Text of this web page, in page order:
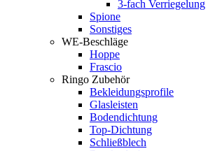
3-fach Verriegelung
Spione
Sonstiges
WE-Beschläge
Hoppe
Frascio
Ringo Zubehör
Bekleidungsprofile
Glasleisten
Bodendichtung
Top-Dichtung
Schließblech